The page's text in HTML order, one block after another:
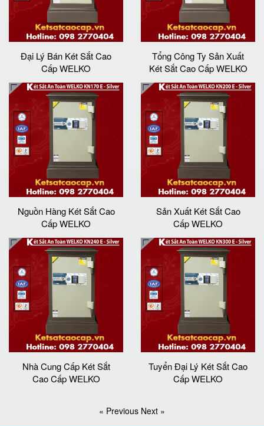
Đại Lý Bán Két Sắt Cao
Cấp WELKO
Tổng Công Ty Sản Xuất
Két Sắt Cao Cấp WELKO
Nguồn Hàng Két Sắt Cao
Cấp WELKO
Sản Xuất Két Sắt Cao
Cấp WELKO
Nhà Cung Cấp Két Sắt
Cao Cấp WELKO
Tuyển Đại Lý Két Sắt Cao
Cấp WELKO
« Previous Next »